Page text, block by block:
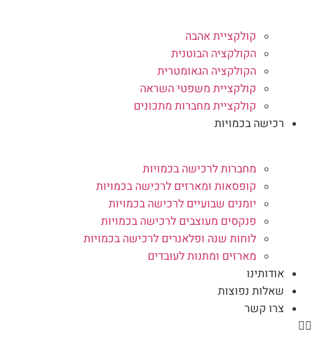
קולקציית אהבה
הקולקציה הבוטנית
הקולקציה הגאומטרית
קולקציית משפטי השראה
קולקציית מחברות מתכונים
רכישה בכמויות
מחברות לרכישה בכמויות
קופסאות ומארזים לרכישה בכמויות
יומנים שבועיים לרכישה בכמויות
פנקסים מעוצבים לרכישה בכמויות
לוחות שנה ופלאנרים לרכישה בכמויות
מארזים ומתנות לעובדים
אודותינו
שאלות נפוצות
צרו קשר